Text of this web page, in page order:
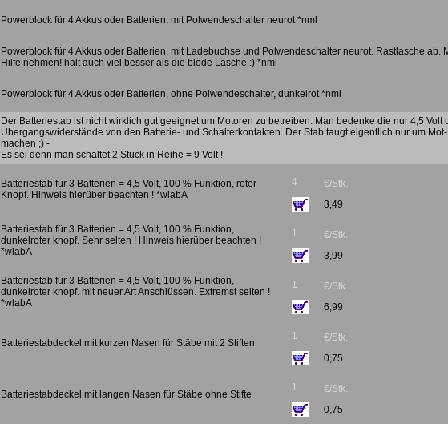
Powerblock für 4 Akkus oder Batterien, mit Polwendeschalter neurot *nml
Powerblock für 4 Akkus oder Batterien, mit Ladebuchse und Polwendeschalter neurot. Rastlasche ab.
Hilfe nehmen! hält auch viel besser als die blöde Lasche :) *nml
Powerblock für 4 Akkus oder Batterien, ohne Polwendeschalter, dunkelrot *nml
Der Batteriestab ist nicht wirklich gut geeignet um Motoren zu betreiben. Man bedenke die nur 4,5 Volt
Übergangswiderstände von den Batterie- und Schalterkontakten. Der Stab taugt eigentlich nur um
machen ;) -
Es sei denn man schaltet 2 Stück in Reihe = 9 Volt !
Batteriestab für 3 Batterien = 4,5 Volt, 100 % Funktion, roter
Knopf. Hinweis hierüber beachten ! *wlabA
4
€/Stk.
3,49
Batteriestab für 3 Batterien = 4,5 Volt, 100 % Funktion,
dunkelroter knopf. Sehr selten ! Hinweis hierüber beachten !
*wlabA
1
€/Stk.
3,99
Batteriestab für 3 Batterien = 4,5 Volt, 100 % Funktion,
dunkelroter knopf. mit neuer Art Anschlüssen. Extremst selten !
*wlabA
1
€/Stk.
6,99
Batteriestabdeckel mit kurzen Nasen für Stäbe mit 2 Stiften
1
€/Stk.
0,75
Batteriestabdeckel mit langen Nasen für Stäbe ohne Stifte
1
€/Stk.
0,75